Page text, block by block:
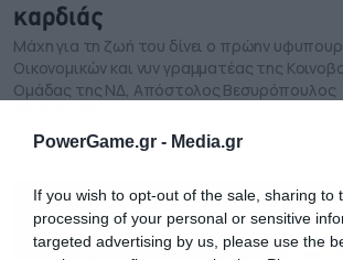
PowerGame.gr - Media.gr
If you wish to opt-out of the sale, sharing to
processing of your personal or sensitive
targeted advertising by us, please use the
καρδιάς
Μάχη για τη ζωή του δίνει ο πρώην
Οικονομικών και νυν γραμματέας της
Ομάδας της ΝΔ, Απόστολος Βεσυρόπουλος